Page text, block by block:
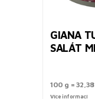
GIANA
SALÁT
100 g = 32,38
Více informací